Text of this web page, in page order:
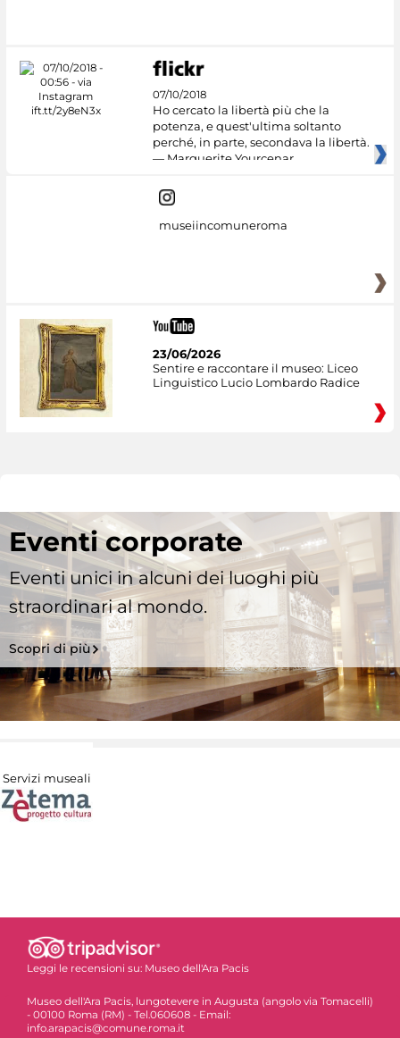
07/10/2018
Ho cercato la libertà più che la
potenza, e quest'ultima soltanto
perché, in parte, secondava la libertà.
— Marguerite Yourcenar
museiincomuneroma
23/06/2026
Sentire e raccontare il museo: Liceo
Linguistico Lucio Lombardo Radice
Eventi corporate
Eventi unici in alcuni dei luoghi più
straordinari al mondo.
Scopri di più
Servizi museali
Leggi le recensioni su: Museo dell'Ara Pacis
Museo dell'Ara Pacis, lungotevere in Augusta (angolo via Tomacelli)
- 00100 Roma (RM) - Tel.060608 - Email:
info.arapacis@comune.roma.it